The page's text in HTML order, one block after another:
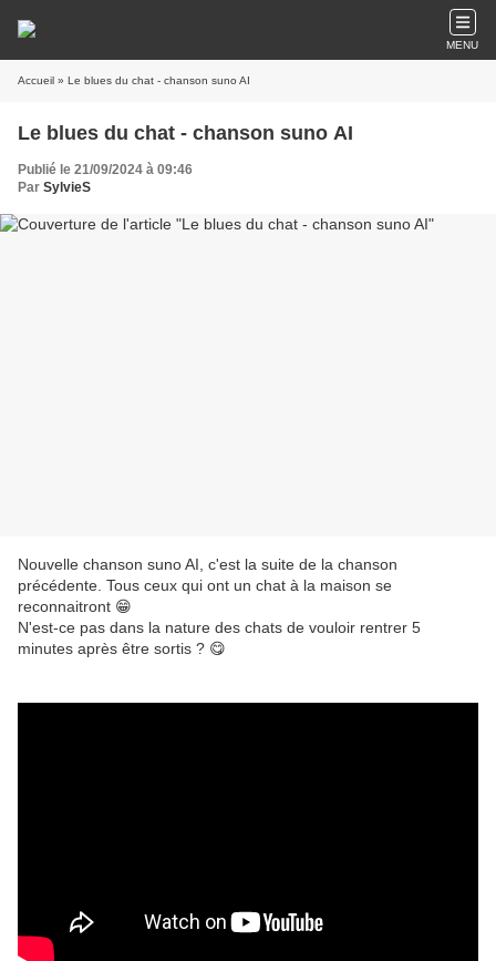
MENU
Accueil » Le blues du chat - chanson suno AI
Le blues du chat - chanson suno AI
Publié le 21/09/2024 à 09:46
Par SylvieS
Nouvelle chanson suno AI, c'est la suite de la chanson
précédente. Tous ceux qui ont un chat à la maison se
reconnaitront 😁
N'est-ce pas dans la nature des chats de vouloir rentrer 5
minutes après être sortis ? 😋